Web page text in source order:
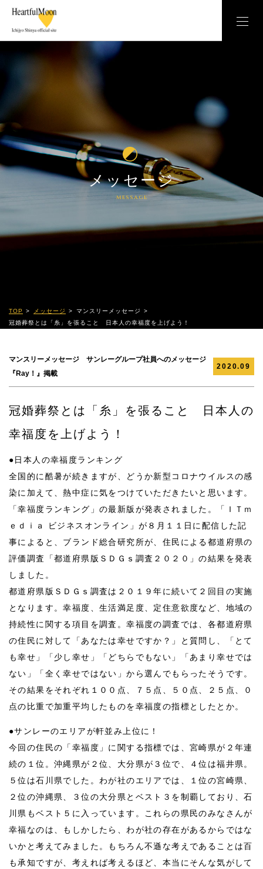
メッセージ
message
TOP メッセージ
マンスリーメッセージ
冠婚葬祭とは「糸」を張ること 日本人の幸福度を上げよう！
マンスリーメッセージ サンレーグループ社員へのメッセージ
『Ray！』掲載
2020.09
冠婚葬祭とは「糸」を張ること 日本人の
幸福度を上げよう！
●日本人の幸福度ランキング
全国的に酷暑が続きますが、どうか新型コロナウイルスの感
染に加えて、熱中症に気をつけていただきたいと思います。
「幸福度ランキング」の最新版が発表されました。「ＩＴｍ
ｅｄｉａ ビジネスオンライン」が８月１１日に配信した記
事によると、ブランド総合研究所が、住民による都道府県の
評価調査「都道府県版ＳＤＧｓ調査２０２０」の結果を発表
しました。
都道府県版ＳＤＧｓ調査は２０１９年に続いて２回目の実施
となります。幸福度、生活満足度、定住意欲度など、地域の
持続性に関する項目を調査。幸福度の調査では、各都道府県
の住民に対して「あなたは幸せですか？」と質問し、「とて
も幸せ」「少し幸せ」「どちらでもない」「あまり幸せでは
ない」「全く幸せではない」から選んでもらったそうです。
その結果をそれぞれ１００点、７５点、５０点、２５点、０
点の比重で加重平均したものを幸福度の指標としたとか。
●サンレーのエリアが軒並み上位に！
今回の住民の「幸福度」に関する指標では、宮崎県が２年連
続の１位。沖縄県が２位、大分県が３位で、４位は福井県。
５位は石川県でした。わが社のエリアでは、１位の宮崎県、
２位の沖縄県、３位の大分県とベスト３を制覇しており、石
川県もベスト５に入っています。これらの県民のみなさんが
幸福なのは、もしかしたら、わが社の存在があるからではな
いかと考えてみました。もちろん不遜な考えであることは百
も承知ですが、考えれば考えるほど、本当にそんな気がして